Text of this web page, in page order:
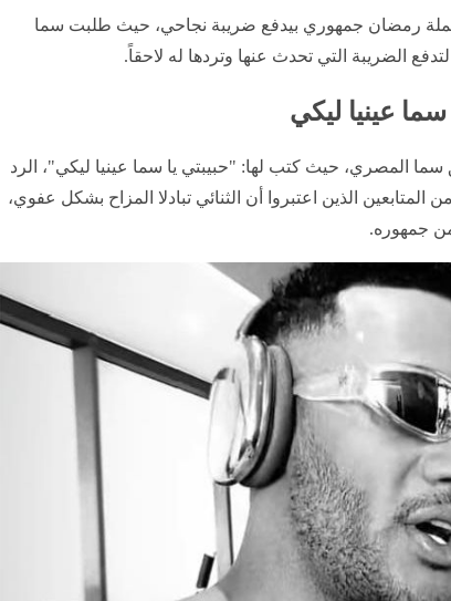
جملة رمضان جمهوري بيدفع ضريبة نجاحي، حيث طلبت سما
عينيا ليكي
المصري، حيث كتب لها: "حبيبتي يا سما عينيا ليكي"، الرد
المتابعين الذين اعتبروا أن الثنائي تبادلا المزاح بشكل عفوي،
جمهوره.